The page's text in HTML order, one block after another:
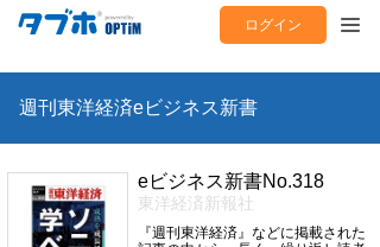
ログイン
週刊東洋経済eビジネス新書
eビジネス新書No.318
東洋経済新報社
『週刊東洋経済』などに掲載された